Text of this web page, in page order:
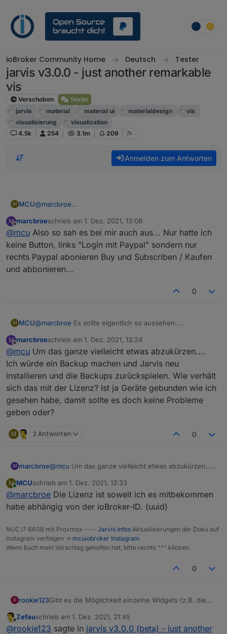
ioBroker Community Home Deutsch Tester
jarvis v3.0.0 - just another remarkable
vis
Verschoben
Tester
jarvis
material material ui materialdesign
vis
visualisierung
visualization
4.5k
254 3.1m 209
Anmelden zum Antworten
M MCU@marcbroe
du das gesehen?
https://mcuiobroker.gitbook.io/jarvis-
infos/jarvis/besonderheiten-v3/pro-account
M
Offline
marcbroeschrieb am 1. Dez. 2021, 13:08
zuletzt editiert von
@mcu Also so sah es bei mir auch aus... Nur hatte ich
keine Button, links "Login mit Paypal" sondern nur
rechts Paypal abonieren Buy und Subscriben / Kaufen
und abbonieren...
0
M MCU@marcbroe Es sollte eigentlich so aussehen:
M
Offline
marcbroeschrieb am 1. Dez. 2021, 13:24
zuletzt editiert von
@mcu Um das ganze vielleicht etwas abzukürzen....
Ich würde ein Backup machen und Jarvis neu
installieren und die Backups zurückspielen. Wie verhält
sich das mit der Lizenz? Ist ja Geräte gebunden wie ich
gesehen habe, damit sollte es doch keine Probleme
geben oder?
M 2 Antworten 0
M marcbroe@mcu Um das ganze vielleicht etwas abzukürzen....
installieren und die Backups zurückspielen. Wie
verhält sich das mit der Lizenz? Ist ja Geräte
gebunden wie ich gesehen habe, damit sollte es
doch keine Probleme geben oder?
M
Online
MCUschrieb am 1. Dez. 2021, 13:33
zuletzt editiert von
@marcbroe Die Lizenz ist soweit ich es mitbekommen
habe abhängig von der ioBroker-ID. (uuid)
NUC i7 64GB mit Proxmox ---- Jarvis Infos Aktualisierungen der Doku auf
Instagram verfolgen -> mcuiobroker Instagram
Wenn Euch mein Vorschlag geholfen hat, bitte rechts "^" klicken.
0
R rookie123Gibt es die Möglichkeit einzelne Widgets (z.B. die
gefunden. Gerade auf dem Handy bräuchte ich nicht
alles was auf dem Tablet angezeigt wird.
Offline
Zefauschrieb am 1. Dez. 2021, 21:45
zuletzt editiert von
@rookie123 sagte in jarvis v3.0.0 (beta) - just another